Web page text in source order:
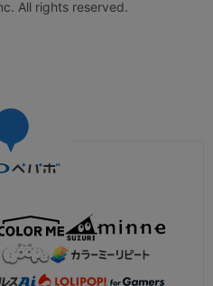
All rights reserved.